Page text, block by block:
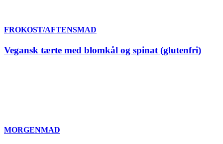
FROKOST/AFTENSMAD
Vegansk tærte med blomkål og spinat (glutenfri)
MORGENMAD